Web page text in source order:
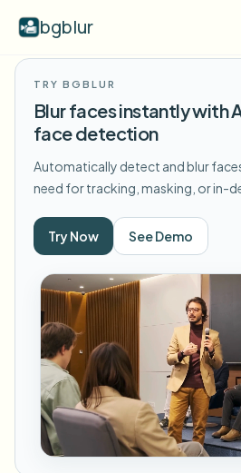
bgblur
サンプルライブラリ全体を閲覧する
顔をぼかす
ナンバープレートをぼかす
背景をぼかす
機能
View all features
Browse every blur tool in one place
ナンバープレートをぼかす
顔をぼかす
エンタープライズ
学校・教育
キャンパスカメラ、講義、地区の一括
メディア・エンターテインメ
リソース
FAQ
Choose language
TRY BGBLUR
Blur faces instantly with
face detection
Automatically detect and blur
need for tracking, masking, or in-
Try Now See Demo